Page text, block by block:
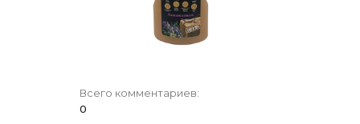
Всего комментариев:
0